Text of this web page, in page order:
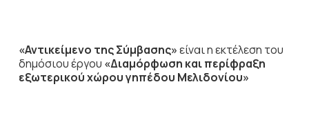
«Αντικείμενο της Σύμβασης»είναι η εκτέλεση του
δημόσιου έργου «Διαμόρφωση και περίφραξη
εξωτερικού χώρου γηπέδου Μελιδονίου»